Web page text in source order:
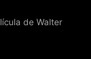
de Walter